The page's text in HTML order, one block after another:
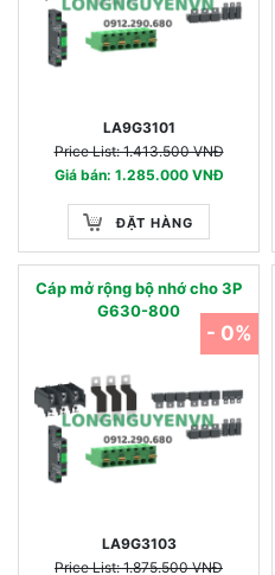
LA9G3101
Price List: 1.413.500 VNĐ
Giá bán: 1.285.000 VNĐ
ĐẶT HÀNG
Cáp mở rộng bộ nhớ cho 3P
G630-800
LA9G3103
Price List: 1.875.500 VNĐ
- 0%